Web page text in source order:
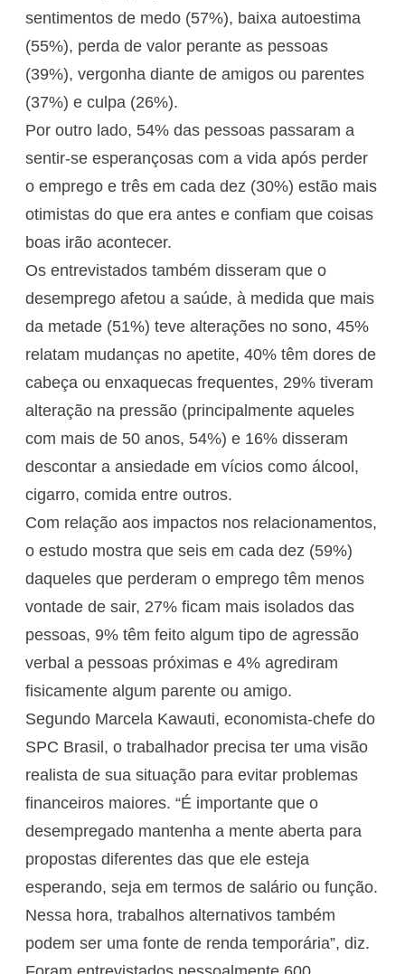
sentimentos de medo (57%), baixa autoestima
(55%), perda de valor perante as pessoas
(39%), vergonha diante de amigos ou parentes
(37%) e culpa (26%).
Por outro lado, 54% das pessoas passaram a
sentir-se esperançosas com a vida após perder
o emprego e três em cada dez (30%) estão mais
otimistas do que era antes e confiam que coisas
boas irão acontecer.
Os entrevistados também disseram que o
desemprego afetou a saúde, à medida que mais
da metade (51%) teve alterações no sono, 45%
relatam mudanças no apetite, 40% têm dores de
cabeça ou enxaquecas frequentes, 29% tiveram
alteração na pressão (principalmente aqueles
com mais de 50 anos, 54%) e 16% disseram
descontar a ansiedade em vícios como álcool,
cigarro, comida entre outros.
Com relação aos impactos nos relacionamentos,
o estudo mostra que seis em cada dez (59%)
daqueles que perderam o emprego têm menos
vontade de sair, 27% ficam mais isolados das
pessoas, 9% têm feito algum tipo de agressão
verbal a pessoas próximas e 4% agrediram
fisicamente algum parente ou amigo.
Segundo Marcela Kawauti, economista-chefe do
SPC Brasil, o trabalhador precisa ter uma visão
realista de sua situação para evitar problemas
financeiros maiores. “É importante que o
desempregado mantenha a mente aberta para
propostas diferentes das que ele esteja
esperando, seja em termos de salário ou função.
Nessa hora, trabalhos alternativos também
podem ser uma fonte de renda temporária”, diz.